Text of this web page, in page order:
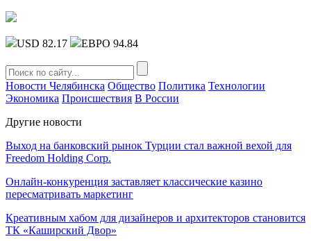
USD 82.17 ЕВРО 94.84
Новости Челябинска Общество Политика Технологии
Экономика Происшествия В России
Другие новости
Выход на банковский рынок Турции стал важной вехой для
Freedom Holding Corp.
Онлайн-конкуренция заставляет классические казино
пересматривать маркетинг
Креативным хабом для дизайнеров и архитекторов становится
ТК «Каширский Двор»